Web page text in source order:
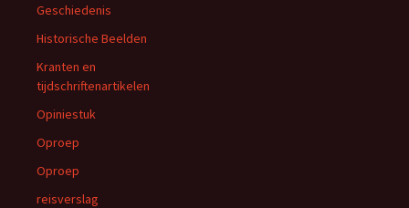
Geschiedenis
Historische Beelden
Kranten en
tijdschriftenartikelen
Opiniestuk
Oproep
Oproep
reisverslag